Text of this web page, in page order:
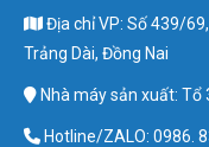
Địa chỉ VP: Số 439/
Trảng Dài, Đồng Nai
Nhà máy sản xuất: Tổ
Hotline/ZALO: 0986.